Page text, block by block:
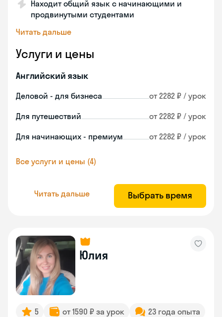
Находит общий язык с начинающими и
продвинутыми студентами
Читать дальше
Услуги и цены
Английский язык
Деловой - для бизнеса от 2282 ₽ / урок
Для путешествий от 2282 ₽ / урок
Для начинающих - премиум от 2282 ₽ / урок
Все услуги и цены (4)
Читать дальше Выбрать время
Юлия
5 от 1590 ₽ за урок
23 года опыта